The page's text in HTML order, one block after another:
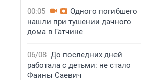
00:05
Одного погибшего
нашли при тушении дачного
дома в Гатчине
06/08 До последних дней
работала с детьми: не стало
Фаины Саевич